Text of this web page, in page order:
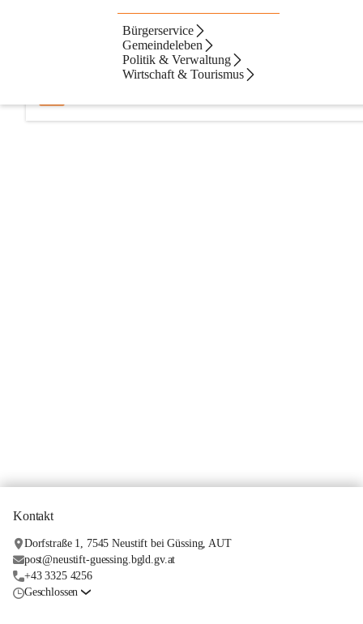
Bürgerservice
Gemeindeleben
Politik & Verwaltung
Wirtschaft & Tourismus
Artikel Dateien
Kontakt
Dorfstraße 1, 7545 Neustift bei Güssing, AUT
post@neustift-guessing.bgld.gv.at
+43 3325 4256
Geschlossen